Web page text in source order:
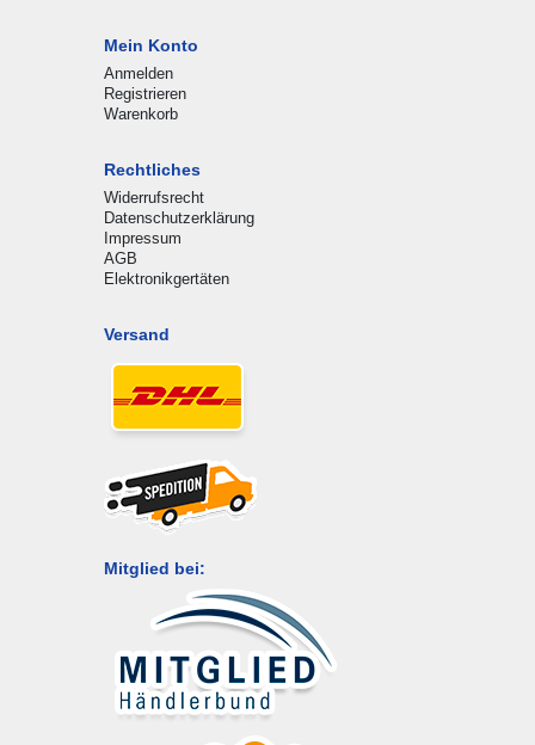
Mein Konto
Anmelden
Registrieren
Warenkorb
Rechtliches
Widerrufsrecht
Datenschutzerklärung
Impressum
AGB
Elektronikgertäten
Versand
Mitglied bei: